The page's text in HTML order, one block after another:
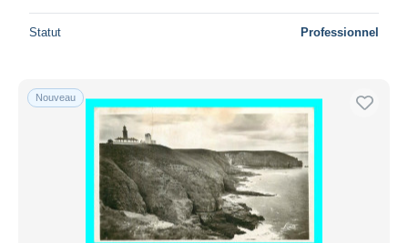
Statut Professionnel
Nouveau